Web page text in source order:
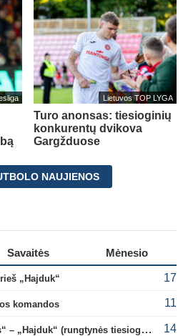
Lietuvos TOP LYGA
Turo anonsas: tiesioginių
konkurentų dvikova
Gargžduose
NAUJIENOS
Savaitės Mėnesio
„Hajduk“ 17
komandos 11
Konferencijų lyga: „Žalgiris“ – „Hajduk“ (rungtynės tiesiogiai) 14